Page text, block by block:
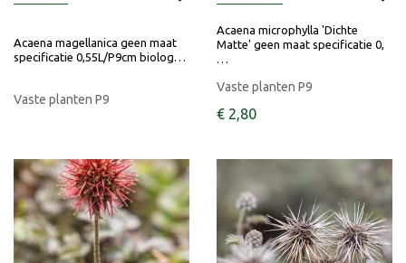
Acaena magellanica geen maat
specificatie 0,55L/P9cm biolog…
Vaste planten P9
Acaena microphylla 'Dichte
Matte' geen maat specificatie 0,
…
Vaste planten P9
€ 2,80